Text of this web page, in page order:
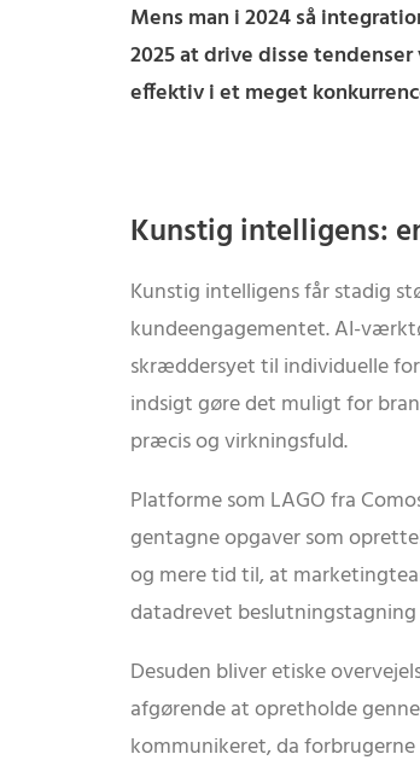
Mens man i 2024 så
2025 at drive disse
effektiv i et meget
Kunstig intelligens:
Kunstig intelligens får stadig
kundeengagementet. AI-
skræddersyet til individuelle
indsigt gøre det muligt for
præcis og virkningsfuld.
Platforme som LAGO fra
gentagne opgaver som
og mere tid til, at
datadrevet
Desuden bliver etiske
afgørende at opretholde
kommunikeret, da